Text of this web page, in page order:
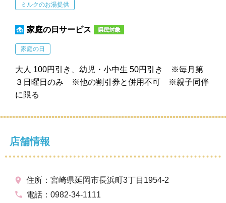
ミルクのお湯提供
家庭の日サービス
家庭の日
大人 100円引き、幼児・小中生 50円引き ※毎月第
３日曜日のみ ※他の割引券と併用不可 ※親子同伴
に限る
店舗情報
住所：宮崎県延岡市長浜町3丁目1954-2
電話：0982-34-1111